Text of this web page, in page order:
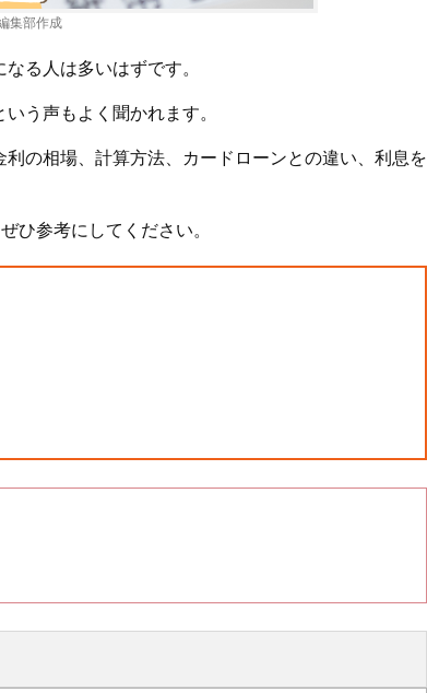
集部作成
る人は多いはずです。
いう声もよく聞かれます。
の相場、計算方法、カードローンとの違い、利息を
ひ参考にしてください。